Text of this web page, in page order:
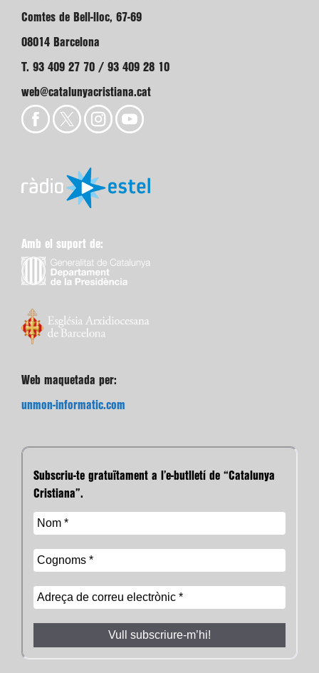
Comtes de Bell-lloc, 67-69
08014 Barcelona
T. 93 409 27 70 / 93 409 28 10
web@catalunyacristiana.cat
Amb el suport de:
Web maquetada per:
unmon-informatic.com
Subscriu-te gratuïtament a l’e-butlletí de “Catalunya
Cristiana”.